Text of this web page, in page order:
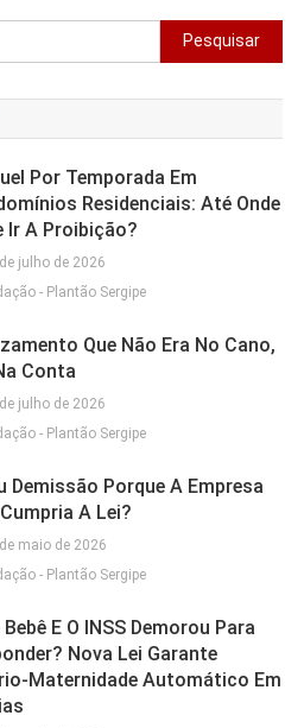
Por Temporada Em
Residenciais: Até Onde
Ir A Proibição?
julho de 2026
- Plantão Sergipe
Que Não Era No Cano,
Conta
julho de 2026
- Plantão Sergipe
Demissão Porque A Empresa
A Lei?
maio de 2026
- Plantão Sergipe
Bebê E O INSS Demorou Para
Nova Lei Garante
Maternidade Automático Em